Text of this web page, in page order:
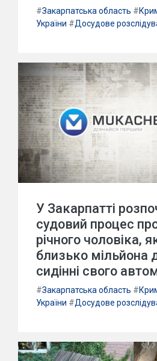
#Закарпатська область #
України #Досудове
У Закарпатті
судовий процес
річного чоловіка,
близько мільйона
сидінні свого
#Закарпатська область #
України #Досудове